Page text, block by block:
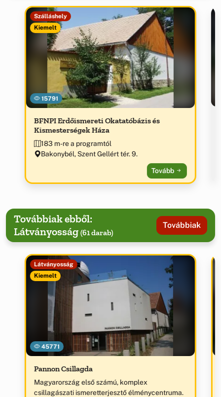
15791
Szálláshely
Kiemelt
BFNPI Erdőismereti Okatatóbázis és
Kismesterségek Háza
183 m-re a programtól
Bakonybél, Szent Gellért tér. 9.
Tovább
Továbbiak ebből:
Látványosság (61 darab)
Továbbiak
45771
Látványosság
Kiemelt
Pannon Csillagda
Magyarország első számú, komplex
csillagászati ismeretterjesztő élménycentruma.